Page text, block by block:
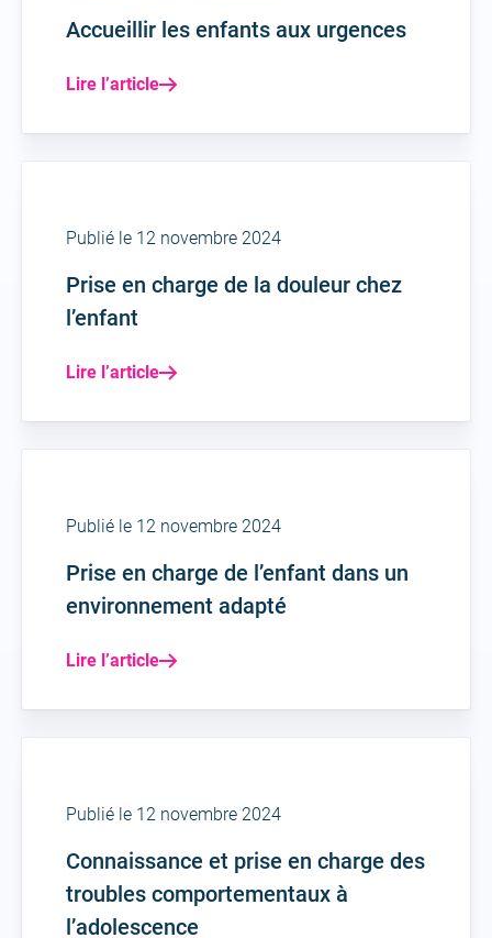
Accueillir les enfants aux urgences
Lire l’article
Publié le 12 novembre 2024
Prise en charge de la douleur chez
l’enfant
Lire l’article
Publié le 12 novembre 2024
Prise en charge de l’enfant dans un
environnement adapté
Lire l’article
Publié le 12 novembre 2024
Connaissance et prise en charge des
troubles comportementaux à
l’adolescence